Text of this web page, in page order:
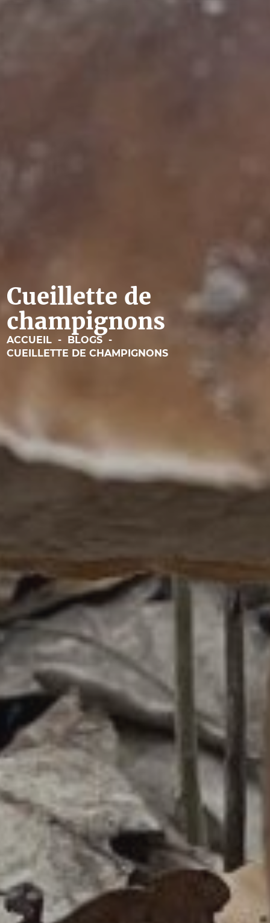
Cueillette de
champignons
ACCUEIL - BLOGS -
CUEILLETTE DE CHAMPIGNONS